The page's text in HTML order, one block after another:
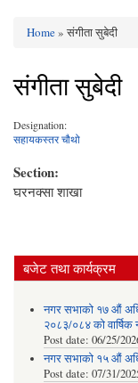
You are here
Home» संगीता सुबेदी
संगीता सुबेदी
Designation:
सहायकस्तर चौथो
Section:
घरनक्सा शाखा
बजेट तथा कार्यक्रम
नगर सभाको १७ औं
२०८३/०८४ को वार्षिक
Post date: 06/25/
नगर सभाको १५ औं
Post date: 07/31/